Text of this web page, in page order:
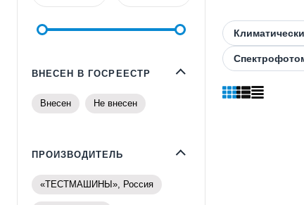
ВНЕСЕН В ГОСРЕЕСТР
Внесен Не внесен
ПРОИЗВОДИТЕЛЬ
«ТЕСТМАШИНЫ», Россия